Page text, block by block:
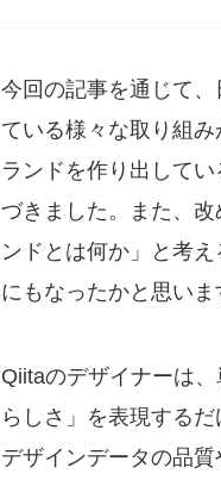
今回の記事を通じて、
ている様々な取り組み
ランドを作り出して
づきました。また、改
ンドとは何か」と考
にもなったかと思いま
Qiitaのデザイナーは
らしさ」を表現するだ
デザインデータの品